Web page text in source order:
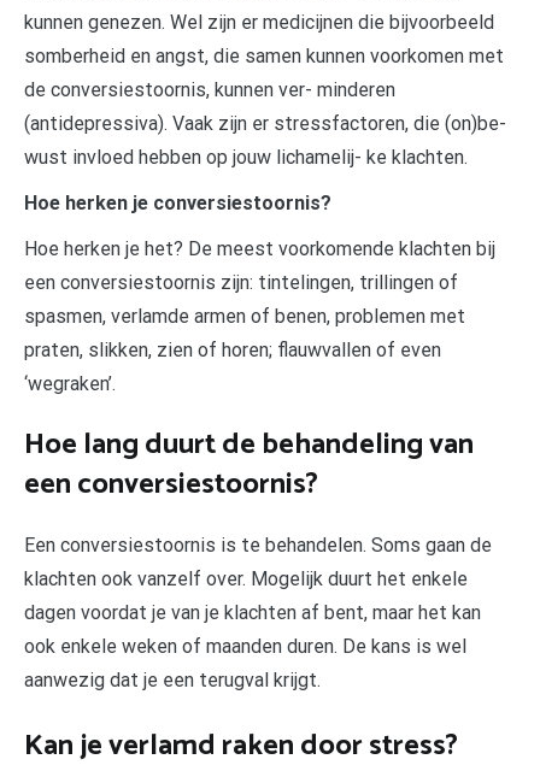
kunnen genezen. Wel zijn er medicijnen die bijvoorbeeld
somberheid en angst, die samen kunnen voorkomen met
de conversiestoornis, kunnen ver- minderen
(antidepressiva). Vaak zijn er stressfactoren, die (on)be-
wust invloed hebben op jouw lichamelij- ke klachten.
Hoe herken je conversiestoornis?
Hoe herken je het? De meest voorkomende klachten bij
een conversiestoornis zijn: tintelingen, trillingen of
spasmen, verlamde armen of benen, problemen met
praten, slikken, zien of horen; flauwvallen of even
‘wegraken’.
Hoe lang duurt de behandeling van
een conversiestoornis?
Een conversiestoornis is te behandelen. Soms gaan de
klachten ook vanzelf over. Mogelijk duurt het enkele
dagen voordat je van je klachten af bent, maar het kan
ook enkele weken of maanden duren. De kans is wel
aanwezig dat je een terugval krijgt.
Kan je verlamd raken door stress?